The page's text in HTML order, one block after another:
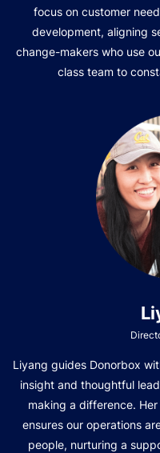
focus on customer
development, aligning
change-makers who use
class team to
Liyang guides Donorbox
insight and thoughtful
making a difference.
ensures our operations
people, nurturing a